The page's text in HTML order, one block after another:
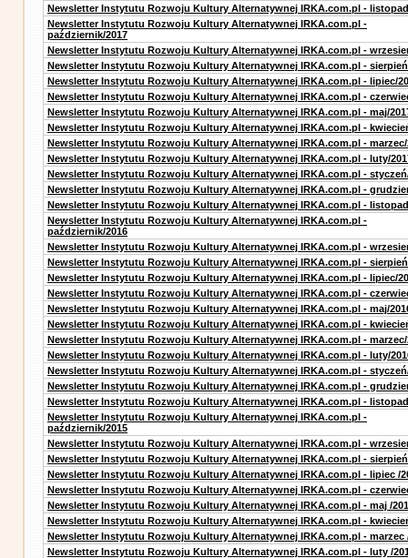
Newsletter Instytutu Rozwoju Kultury Alternatywnej IRKA.com.pl -
Newsletter Instytutu Rozwoju Kultury Alternatywnej IRKA.com.pl -
październik/2017
Newsletter Instytutu Rozwoju Kultury Alternatywnej IRKA.com.pl -
Newsletter Instytutu Rozwoju Kultury Alternatywnej IRKA.com.pl -
Newsletter Instytutu Rozwoju Kultury Alternatywnej IRKA.com.pl - lipiec/
Newsletter Instytutu Rozwoju Kultury Alternatywnej IRKA.com.pl -
Newsletter Instytutu Rozwoju Kultury Alternatywnej IRKA.com.pl - maj/
Newsletter Instytutu Rozwoju Kultury Alternatywnej IRKA.com.pl -
Newsletter Instytutu Rozwoju Kultury Alternatywnej IRKA.com.pl - marzec/
Newsletter Instytutu Rozwoju Kultury Alternatywnej IRKA.com.pl - luty/
Newsletter Instytutu Rozwoju Kultury Alternatywnej IRKA.com.pl -
Newsletter Instytutu Rozwoju Kultury Alternatywnej IRKA.com.pl -
Newsletter Instytutu Rozwoju Kultury Alternatywnej IRKA.com.pl -
Newsletter Instytutu Rozwoju Kultury Alternatywnej IRKA.com.pl -
październik/2016
Newsletter Instytutu Rozwoju Kultury Alternatywnej IRKA.com.pl -
Newsletter Instytutu Rozwoju Kultury Alternatywnej IRKA.com.pl -
Newsletter Instytutu Rozwoju Kultury Alternatywnej IRKA.com.pl - lipiec/
Newsletter Instytutu Rozwoju Kultury Alternatywnej IRKA.com.pl -
Newsletter Instytutu Rozwoju Kultury Alternatywnej IRKA.com.pl - maj/
Newsletter Instytutu Rozwoju Kultury Alternatywnej IRKA.com.pl -
Newsletter Instytutu Rozwoju Kultury Alternatywnej IRKA.com.pl - marzec/
Newsletter Instytutu Rozwoju Kultury Alternatywnej IRKA.com.pl - luty/
Newsletter Instytutu Rozwoju Kultury Alternatywnej IRKA.com.pl -
Newsletter Instytutu Rozwoju Kultury Alternatywnej IRKA.com.pl -
Newsletter Instytutu Rozwoju Kultury Alternatywnej IRKA.com.pl -
Newsletter Instytutu Rozwoju Kultury Alternatywnej IRKA.com.pl -
październik/2015
Newsletter Instytutu Rozwoju Kultury Alternatywnej IRKA.com.pl -
Newsletter Instytutu Rozwoju Kultury Alternatywnej IRKA.com.pl -
Newsletter Instytutu Rozwoju Kultury Alternatywnej IRKA.com.pl - lipiec /
Newsletter Instytutu Rozwoju Kultury Alternatywnej IRKA.com.pl -
Newsletter Instytutu Rozwoju Kultury Alternatywnej IRKA.com.pl - maj /
Newsletter Instytutu Rozwoju Kultury Alternatywnej IRKA.com.pl -
Newsletter Instytutu Rozwoju Kultury Alternatywnej IRKA.com.pl - marzec
Newsletter Instytutu Rozwoju Kultury Alternatywnej IRKA.com.pl - luty /